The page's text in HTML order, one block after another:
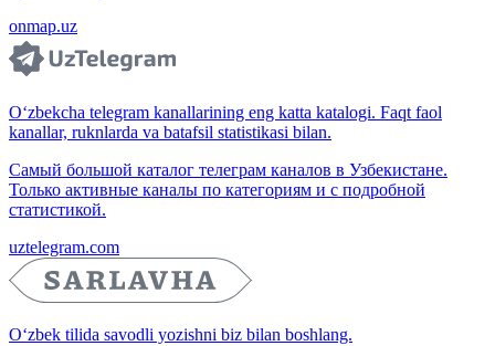
onmap.uz
O‘zbekcha telegram kanallarining eng katta katalogi. Faqt faol
kanallar, ruknlarda va batafsil statistikasi bilan.
Самый большой каталог телеграм каналов в Узбекистане.
Только активные каналы по категориям и с подробной
статистикой.
uztelegram.com
O‘zbek tilida savodli yozishni biz bilan boshlang.